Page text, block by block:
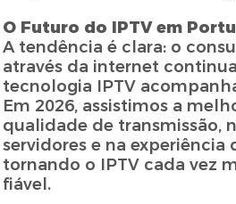
O Futuro do IPTV em
A tendência é clara: o
através da internet
tecnologia IPTV
Em 2026, assistimos a
qualidade de transmissão,
servidores e na experiência
tornando o IPTV cada vez
fiável.